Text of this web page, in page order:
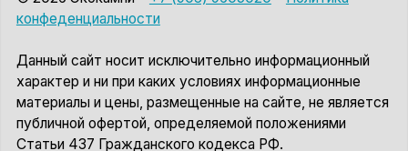
конфеденциальности
Данный сайт носит исключительно информационный
характер и ни при каких условиях информационные
материалы и цены, размещенные на сайте, не является
публичной офертой, определяемой положениями
Статьи 437 Гражданского кодекса РФ.